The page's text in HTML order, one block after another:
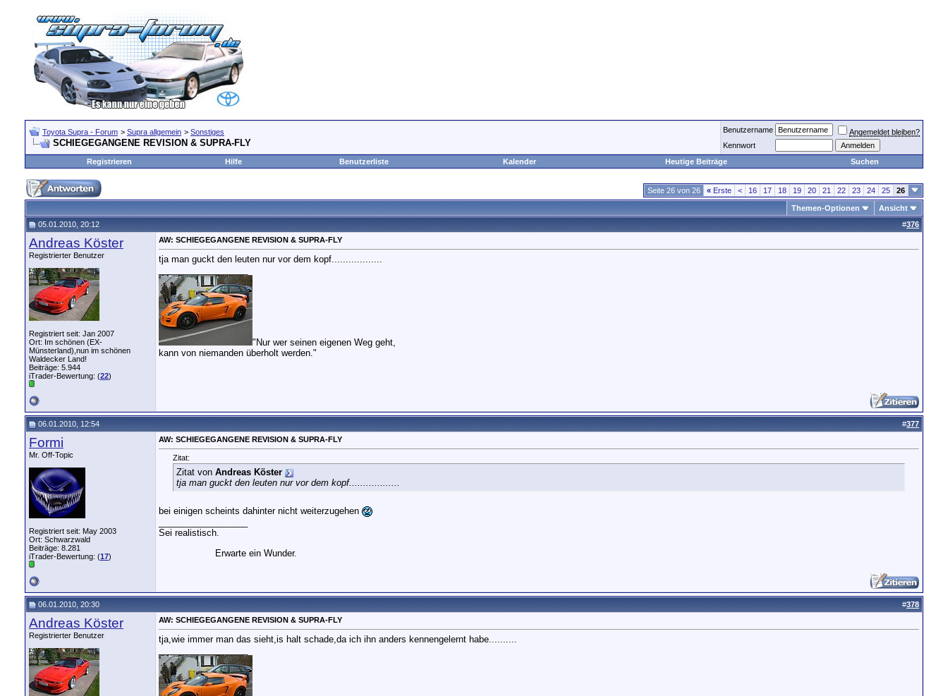
Toyota Supra - Forum > Supra allgemein > Sonstiges
SCHIEGEGANGENE REVISION & SUPRA-FLY
Benutzername
Angemeldet bleiben?
Kennwort
Registrieren
Hilfe Benutzerliste Kalender Heutige Beiträge Suchen
Seite 26 von 26 « Erste < 16 17 18 19 20 21 22 23 24 25 26
Themen-Optionen
Ansicht
05.01.2010, 20:12
#376
Andreas Köster
Registrierter Benutzer
Registriert seit: Jan 2007
Ort: Im schönen (EX-
Münsterland),nun im schönen
Waldecker Land!
Beiträge: 5.944
iTrader-Bewertung: (22)
AW: SCHIEGEGANGENE REVISION & SUPRA-FLY
tja man guckt den leuten nur vor dem kopf..................
"Nur wer seinen eigenen Weg geht,
kann von niemanden überholt werden."
06.01.2010, 12:54 #377
Formi
Mr. Off-Topic
Registriert seit: May 2003
Ort: Schwarzwald
Beiträge: 8.281
iTrader-Bewertung: (17)
AW: SCHIEGEGANGENE REVISION & SUPRA-FLY
Zitat:
Zitat von Andreas Köster
tja man guckt den leuten nur vor dem kopf..................
bei einigen scheints dahinter nicht weiterzugehen
Sei realistisch.
Erwarte ein Wunder.
06.01.2010, 20:30 #378
Andreas Köster
Registrierter Benutzer
AW: SCHIEGEGANGENE REVISION & SUPRA-FLY
tja,wie immer man das sieht,is halt schade,da ich ihn anders kennengelernt habe..........